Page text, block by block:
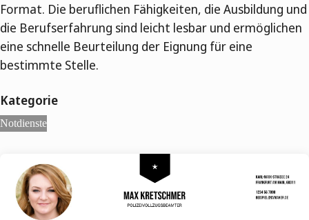
Format. Die beruflichen Fähigkeiten, die Ausbildung und
die Berufserfahrung sind leicht lesbar und ermöglichen
eine schnelle Beurteilung der Eignung für eine
bestimmte Stelle.
Kategorie
Notdienste